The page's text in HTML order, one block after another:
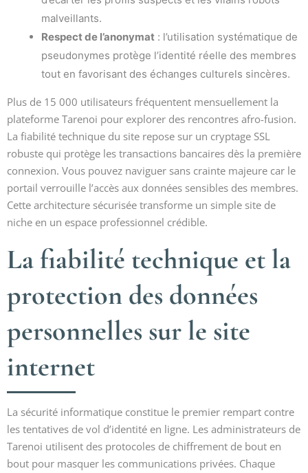
malveillants.
Respect de l’anonymat : l’utilisation systématique de
pseudonymes protège l’identité réelle des membres
tout en favorisant des échanges culturels sincères.
Plus de 15 000 utilisateurs fréquentent mensuellement la
plateforme Tarenoi pour explorer des rencontres afro-fusion.
La fiabilité technique du site repose sur un cryptage SSL
robuste qui protège les transactions bancaires dès la première
connexion. Vous pouvez naviguer sans crainte majeure car le
portail verrouille l’accès aux données sensibles des membres.
Cette architecture sécurisée transforme un simple site de
niche en un espace professionnel crédible.
La fiabilité technique et la
protection des données
personnelles sur le site
internet
La sécurité informatique constitue le premier rempart contre
les tentatives de vol d’identité en ligne. Les administrateurs de
Tarenoi utilisent des protocoles de chiffrement de bout en
bout pour masquer les communications privées. Chaque